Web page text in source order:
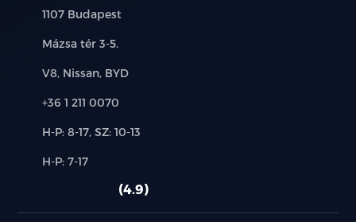
Település:
1107 Budapest
Cím:
Mázsa tér 3-5.
Márkák:
V8, Nissan, BYD
Telefon:
+36 1 211 0070
Új-
használt
H-P: 8-17, SZ: 10-13
Alkatrész,
H-P: 7-17
4.9